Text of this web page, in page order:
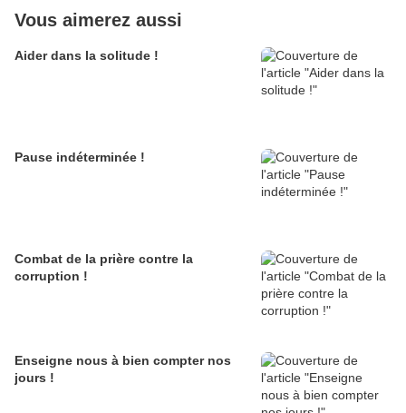
Vous aimerez aussi
Aider dans la solitude !
Pause indéterminée !
Combat de la prière contre la
corruption !
Enseigne nous à bien compter nos
jours !